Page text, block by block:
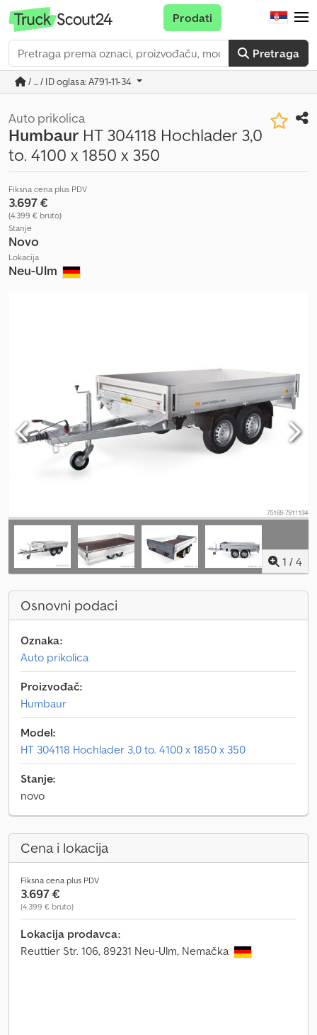
Pretraga
Prodati
/ ... / ID oglasa: A791-11-34
Auto prikolica
Humbaur HT 304118 Hochlader 3,0
to. 4100 x 1850 x 350
Fiksna cena plus PDV
3.697 €
(4.399 € bruto)
Stanje
Novo
Lokacija
Neu-Ulm
1 / 4
Osnovni podaci
Oznaka:
Auto prikolica
Proizvođač:
Humbaur
Model:
HT 304118 Hochlader 3,0 to. 4100 x 1850 x 350
Stanje:
novo
Cena i lokacija
Fiksna cena plus PDV
3.697 €
(4.399 € bruto)
Lokacija prodavca:
Reuttier Str. 106, 89231 Neu-Ulm, Nemačka